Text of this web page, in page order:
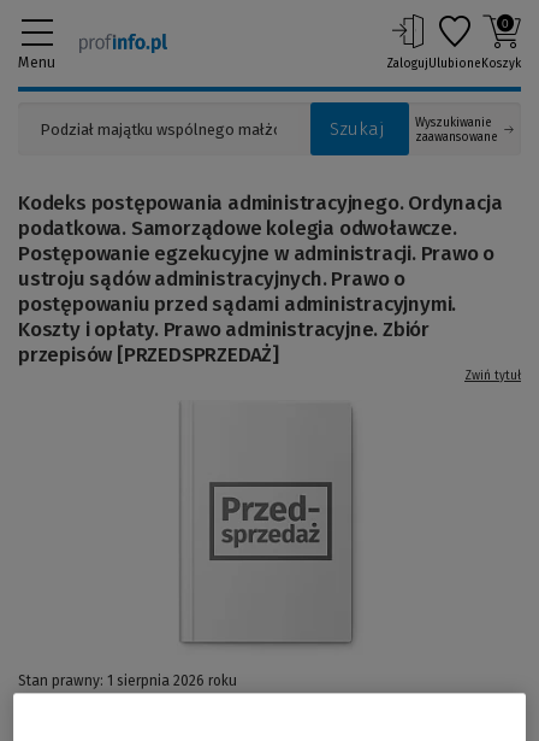
Menu
Szukaj
Wyszukiwanie
zaawansowane
ZalogujUlubione
0
Koszyk
Stan prawny: 1 sierpnia 2026 roku
Kodeks postępowania administracyjnego. Ordynacja
podatkowa. Samorządowe kolegia odwoławcze.
Postępowanie egzekucyjne w administracji. Prawo o
ustroju sądów administracyjnych. Prawo o
postępowaniu przed sądami administracyjnymi.
Koszty i opłaty. Prawo administracyjne. Zbiór
przepisów [PRZEDSPRZEDAŻ]
Zwiń tytuł